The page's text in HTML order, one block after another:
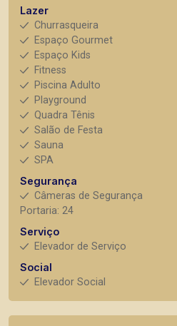
Lazer
Churrasqueira
Espaço Gourmet
Espaço Kids
Fitness
Piscina Adulto
Playground
Quadra Tênis
Salão de Festa
Sauna
SPA
Segurança
Câmeras de Segurança
Portaria: 24
Serviço
Elevador de Serviço
Social
Elevador Social